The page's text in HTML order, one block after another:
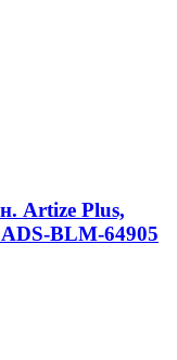
Artize Plus,
BLM-64905